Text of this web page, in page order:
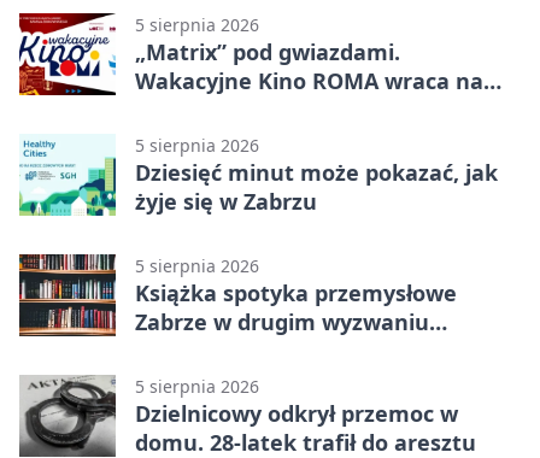
5 sierpnia 2026
„Matrix” pod gwiazdami.
Wakacyjne Kino ROMA wraca na
5 sierpnia 2026
Dziesięć minut może pokazać, jak
żyje się w Zabrzu
5 sierpnia 2026
Książka spotyka przemysłowe
Zabrze w drugim wyzwaniu
5 sierpnia 2026
Dzielnicowy odkrył przemoc w
domu. 28-latek trafił do aresztu